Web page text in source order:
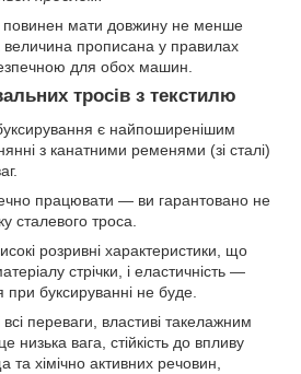
повинен мати довжину не менше
величина прописана у правилах
для обох машин.
тросів з текстилю
є найпоширенішим
з канатними ременями (зі сталі)
працювати — ви гарантовано не
сталевого троса.
розривні характеристики, що
стрічки, і еластичність —
при буксируванні не буде.
переваги, властиві такелажним
вага, стійкість до впливу
та хімічно активних речовин,